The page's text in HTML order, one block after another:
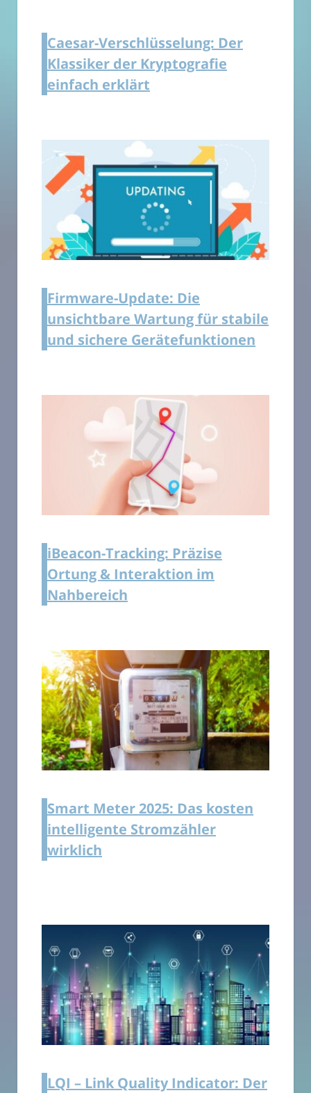
Caesar-Verschlüsselung: Der
Klassiker der Kryptografie
einfach erklärt
Firmware-Update: Die
unsichtbare Wartung für stabile
und sichere Gerätefunktionen
iBeacon-Tracking: Präzise
Ortung & Interaktion im
Nahbereich
Smart Meter 2025: Das kosten
intelligente Stromzähler
wirklich
LQI – Link Quality Indicator: Der